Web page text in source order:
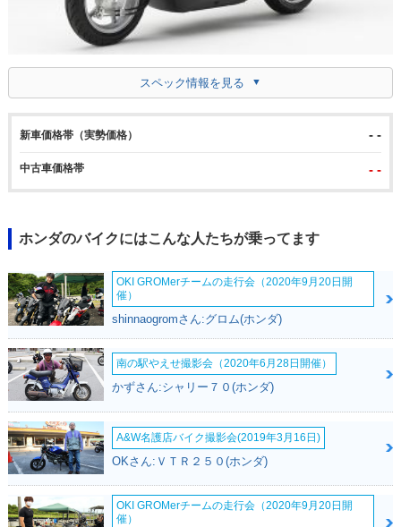
スペック情報を見る
新車価格帯（実勢価格） - -
中古車価格帯 - -
ホンダのバイクにはこんな人たちが乗ってます
OKI GROMerチームの走行会（2020年9月20日開
催）
shinnaogromさん:グロム(ホンダ)
南の駅やえせ撮影会（2020年6月28日開催）
かずさん:シャリー７０(ホンダ)
A&W名護店バイク撮影会(2019年3月16日)
OKさん:ＶＴＲ２５０(ホンダ)
OKI GROMerチームの走行会（2020年9月20日開
催）